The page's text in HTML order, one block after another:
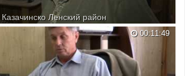
Ленский район
00:11:49